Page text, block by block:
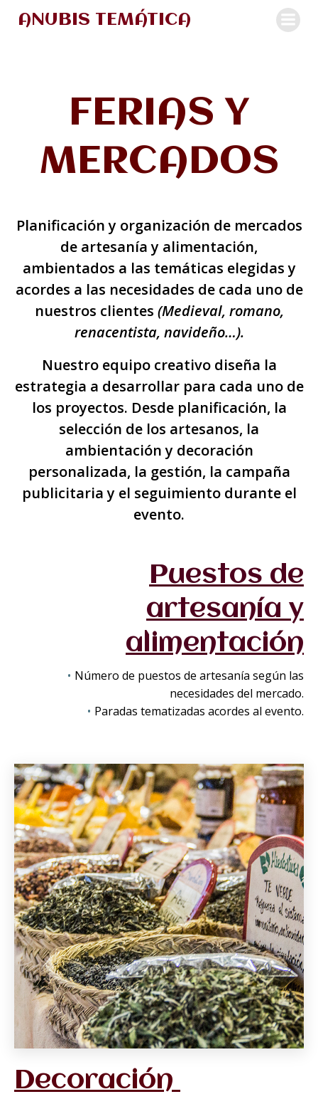
al
ANUBIS TEMÁTICA
FERIAS Y
MERCADOS
Planificación y organización de mercados
de artesanía y alimentación,
ambientados a las temáticas elegidas y
acordes a las necesidades de cada uno de
nuestros clientes (Medieval, romano,
renacentista, navideño…).
Nuestro equipo creativo diseña la
estrategia a desarrollar para cada uno de
los proyectos. Desde planificación, la
selección de los artesanos, la
ambientación y decoración
personalizada, la gestión, la campaña
publicitaria y el seguimiento durante el
evento.
Puestos de
artesanía y
alimentación
Número de puestos de artesanía según las
necesidades del mercado.
Paradas tematizadas acordes al evento.
Decoración